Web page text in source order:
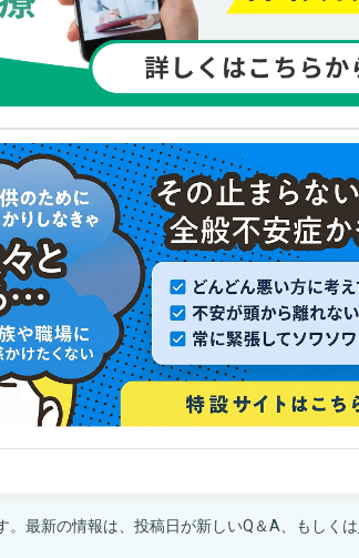
。最新の情報は、投稿日が新しいQ＆A、もしくは